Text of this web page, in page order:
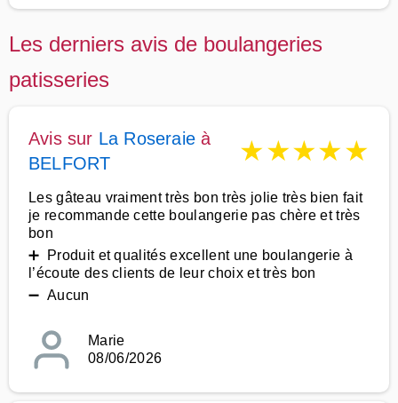
Les derniers avis de boulangeries
patisseries
Avis sur La Roseraie à
BELFORT
★★★★★
Les gâteau vraiment très bon très jolie très bien fait
je recommande cette boulangerie pas chère et très
bon
➕ Produit et qualités excellent une boulangerie à
l’écoute des clients de leur choix et très bon
➖ Aucun
Marie
08/06/2026